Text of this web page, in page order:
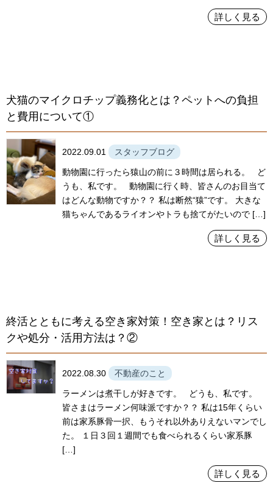
詳しく見る
犬猫のマイクロチップ義務化とは？ペットへの負担
と費用について①
2022.09.01 スタッフブログ
動物園に行ったら猿山の前に３時間は居られる。 ど
うも、私です。 動物園に行く時、皆さんのお目当て
はどんな動物ですか？？ 私は断然“猿”です。 大きな
猫ちゃんであるライオンやトラも捨てがたいので […]
詳しく見る
終活とともに考える空き家対策！空き家とは？リス
クや処分・活用方法は？②
2022.08.30 不動産のこと
ラーメンは煮干しが好きです。 どうも、私です。
皆さまはラーメン何味派ですか？？ 私は15年くらい
前は家系豚骨一択、もうそれ以外ありえないマンでし
た。 １日３回１週間でも食べられるくらい家系豚
[…]
詳しく見る